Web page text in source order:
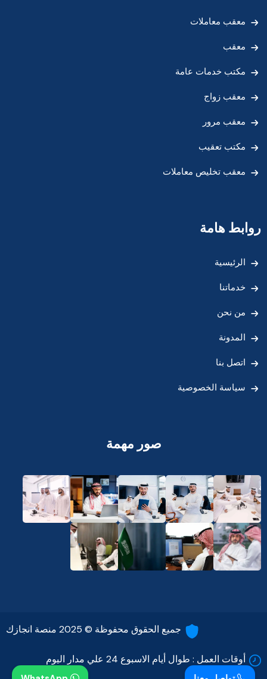
معقب معاملات
معقب
مكتب خدمات عامة
معقب زواج
معقب مرور
مكتب تعقيب
معقب تخليص معاملات
روابط هامة
الرئيسية
خدماتنا
من نحن
المدونة
اتصل بنا
سياسة الخصوصية
صور مهمة
جميع الحقوق محفوظة © 2025 منصة انجازك
أوقات العمل : طوال أيام الاسبوع 24 علي مدار اليوم